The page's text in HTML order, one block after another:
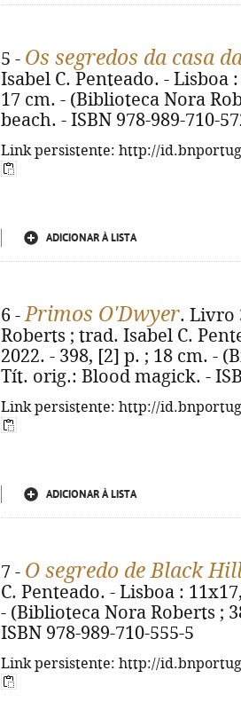
5 - Os segredos da casa
Isabel C. Penteado. - Lisboa
17 cm. - (Biblioteca Nora
beach. - ISBN 978-989-710-
Link persistente: http://
ADICIONAR À LISTA
6 -Primos O'Dwyer. Livro
Roberts ; trad. Isabel C.
2022. - 398, [2] p. ; 18 cm. -
Tít. orig.: Blood magick. -
Link persistente: http://
ADICIONAR À LISTA
7 - O segredo de Black
C. Penteado. - Lisboa :
- (Biblioteca Nora Roberts ;
ISBN 978-989-710-555-5
Link persistente: http://